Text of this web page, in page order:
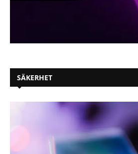
SÄKERHET